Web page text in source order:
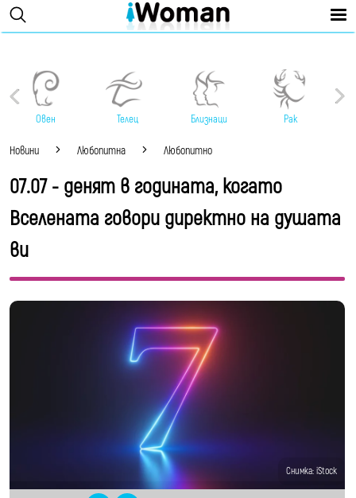
Овен Телец Близнаци Рак
Новини Любопитна Любопитно
07.07 - денят в годината, когато
Вселената говори директно на душата
ви
Снимка: iStock